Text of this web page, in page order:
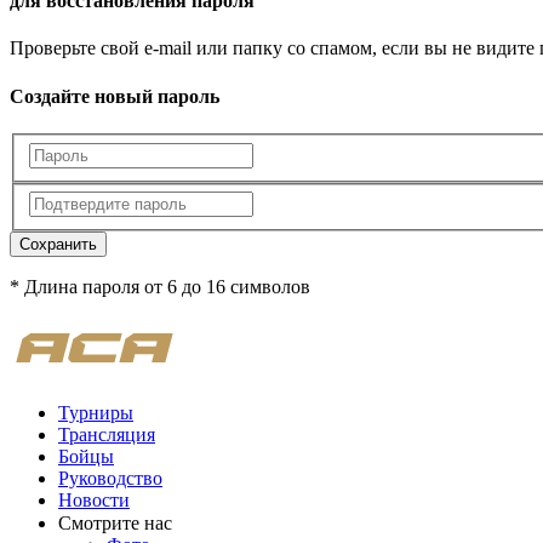
Проверьте свой e-mail или папку со спамом, если вы не видите
Создайте новый пароль
Сохранить
* Длина пароля от 6 до 16 символов
Турниры
Трансляция
Бойцы
Руководство
Новости
Смотрите нас